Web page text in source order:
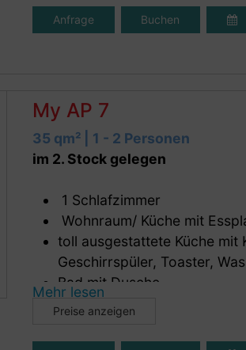
Smart TV
WiFi
Sonnenuntergang auf dem
Aja, und das WC hat ein
Anfrage Buchen
My AP 7
35 qm² | 1 - 2 Personen
im 2. Stock gelegen
1 Schlafzimmer
Wohnraum/ Küche mit
toll ausgestattete Küche mit
Geschirrspüler, Toaster,
Bad mit Dusche
WC seperat
Bettwäsche, Handtücher und
Mehr lesen
Preise anzeigen